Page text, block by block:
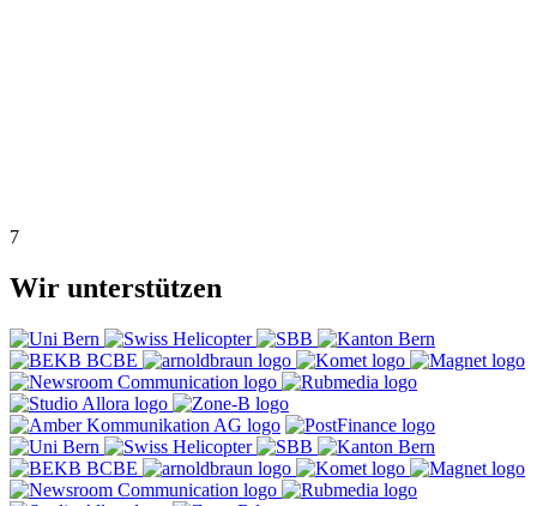
7
Wir unterstützen